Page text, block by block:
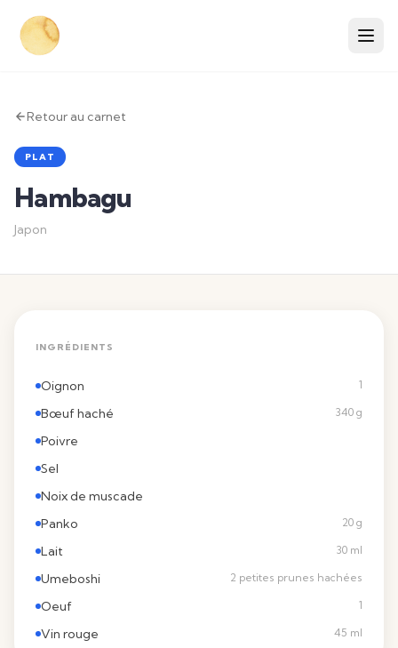
Retour au carnet
PLAT
Hambagu
Japon
INGRÉDIENTS
Oignon 1
Bœuf haché 340 g
Poivre
Sel
Noix de muscade
Panko
20 g
Lait 30 ml
Umeboshi 2 petites prunes hachées
Oeuf 1
Vin rouge 45 ml